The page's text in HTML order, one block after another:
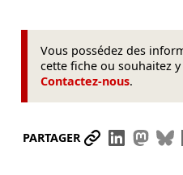
Vous possédez des
cette fiche ou souhaitez
Contactez-nous.
PARTAGER Partager le